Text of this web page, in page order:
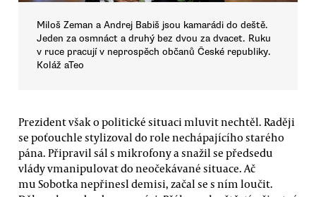
Miloš Zeman a Andrej Babiš jsou kamarádi do deště.
Jeden za osmnáct a druhý bez dvou za dvacet. Ruku
v ruce pracují v neprospěch občanů České republiky.
Koláž aTeo
Prezident však o politické situaci mluvit nechtěl. Raději
se poťouchle stylizoval do role nechápajícího starého
pána. Připravil sál s mikrofony a snažil se předsedu
vlády vmanipulovat do neočekávané situace. Ač
mu Sobotka nepřinesl demisi, začal se s ním loučit.